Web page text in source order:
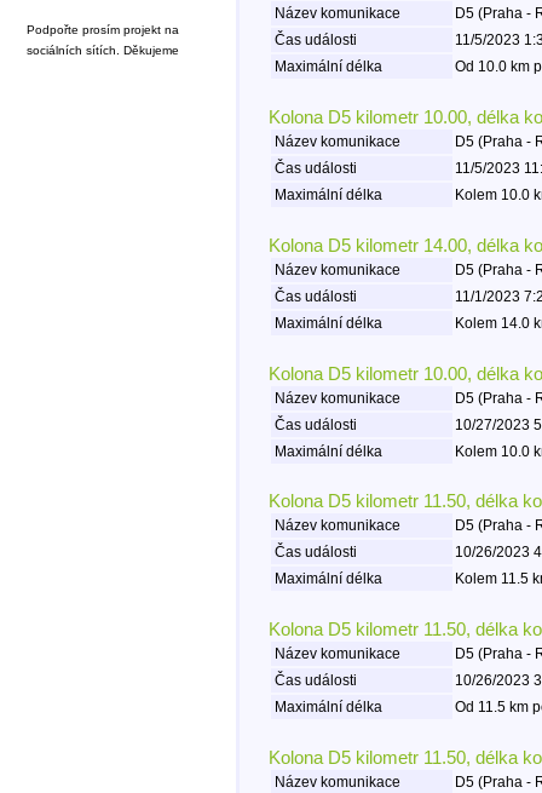
Název komunikace
D5 (Praha -
Čas události
11/5/2023
Maximální délka
Od 10.0 km
Kolona D5 kilometr 10.00, délka
Název komunikace
D5 (Praha -
Čas události
11/5/2023
Maximální délka
Kolem 10.0
Kolona D5 kilometr 14.00, délka
Název komunikace
D5 (Praha -
Čas události
11/1/2023
Maximální délka
Kolem 14.0
Kolona D5 kilometr 10.00, délka
Název komunikace
D5 (Praha -
Čas události
10/27/2023
Maximální délka
Kolem 10.0
Kolona D5 kilometr 11.50, délka
Název komunikace
D5 (Praha -
Čas události
10/26/2023
Maximální délka
Kolem 11.5
Kolona D5 kilometr 11.50, délka
Název komunikace
D5 (Praha -
Čas události
10/26/2023
Maximální délka
Od 11.5 km
Kolona D5 kilometr 11.50, délka
Název komunikace
D5 (Praha -
Podpořte prosím projekt na
sociálních sítích. Děkujeme